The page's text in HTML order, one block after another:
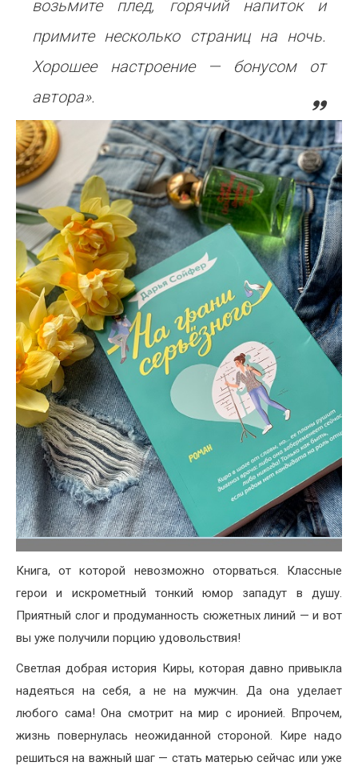
возьмите плед, горячий напиток и
примите несколько страниц на ночь.
Хорошее настроение — бонусом от
автора».
Книга, от которой невозможно оторваться. Классные
герои и искрометный тонкий юмор западут в душу.
Приятный слог и продуманность сюжетных линий — и вот
вы уже получили порцию удовольствия!
Светлая добрая история Киры, которая давно привыкла
надеяться на себя, а не на мужчин. Да она уделает
любого сама! Она смотрит на мир с иронией. Впрочем,
жизнь повернулась неожиданной стороной. Кире надо
решиться на важный шаг — стать матерью сейчас или уже